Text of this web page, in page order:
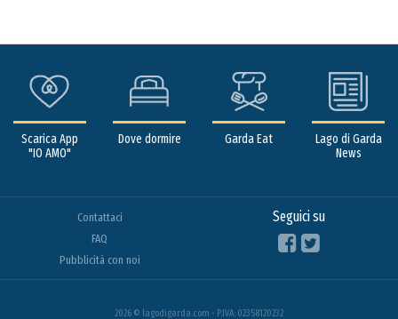
Scarica App
"IO AMO"
Dove dormire Garda Eat
Lago di Garda
News
Contattaci
FAQ
Pubblicità con noi
Seguici su
2026 © lagodigarda.com - P.IVA: 02358120232